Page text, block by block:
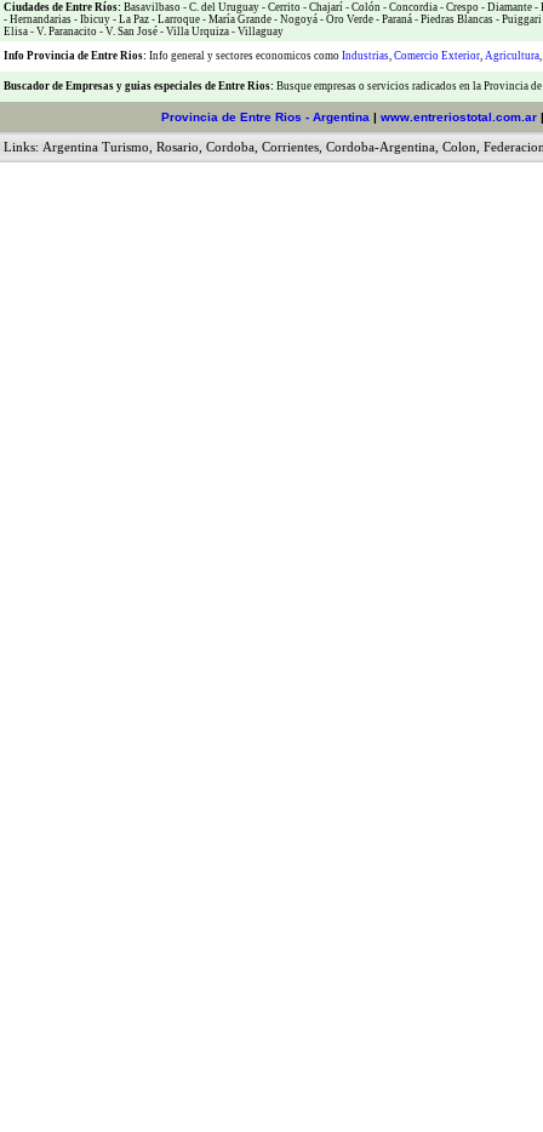
Ciudades de Entre Ríos: Basavilbaso - C. del Uruguay - Cerrito - Chajarí - Colón - Concordia - Crespo - Diamante -
- Hernandarias - Ibicuy - La Paz - Larroque - María Grande - Nogoyá - Oro Verde - Paraná - Piedras Blancas - Puiggari
Elisa - V. Paranacito - V. San José - Villa Urquiza - Villaguay
Info Provincia de Entre Rios: Info general y sectores economicos como Industrias, Comercio Exterior, Agricultura,
Buscador de Empresas y guias especiales de Entre Rios: Busque empresas o servicios radicados en la Provincia
Provincia de Entre Rios - Argentina | www.entreriostotal.com.ar
Links: Argentina Turismo Rosario Cordoba Corrientes Cordoba-Argentina Colon